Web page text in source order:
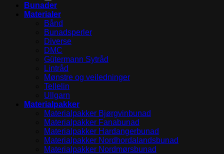
Bunader
Materialer
Bånd
Bunadsperler
Diverse
DMC
Gütermann Sytråd
Lintråd
Mønstre og veiledninger
Tellelin
Ullgarn
Materialpakker
Materialpakker Bjørgvinbunad
Materialpakker Fanabunad
Materialpakker Hardangerbunad
Materialpakker Nordhordalandsbunad
Materialpakker Nordmørsbunad